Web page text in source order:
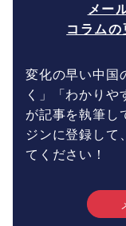
メー
コラムの
変化の早い中国
く」「わかりや
が記事を執筆し
ジンに登録して
てください！